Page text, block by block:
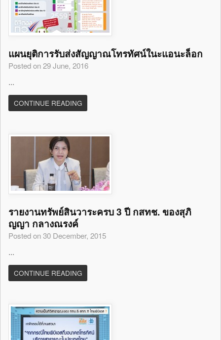
แผนยุติการรับส่งสัญญาณโทรทัศน์ในะแอนะล็อก
Posted on 29 June, 2016
...
CONTINUE READING
รายงานทรัพย์สินวาระครบ 3 ปี กสทช. ของสุภิ
ญญา กลางณรงค์
Posted on 30 December, 2015
...
CONTINUE READING